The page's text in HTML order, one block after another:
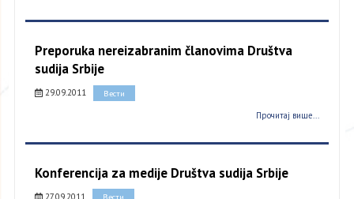
Preporuka nereizabranim članovima Društva
sudija Srbije
29.09.2011 Вести
Прочитај више...
Konferencija za medije Društva sudija Srbije
27.09.2011